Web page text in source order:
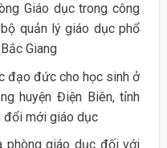
Giáo dục trong công
quản lý giáo dục phổ
Giang
đạo đức cho học sinh ở
huyện Điện Biên, tỉnh
đổi mới giáo dục
phòng giáo dục đối với